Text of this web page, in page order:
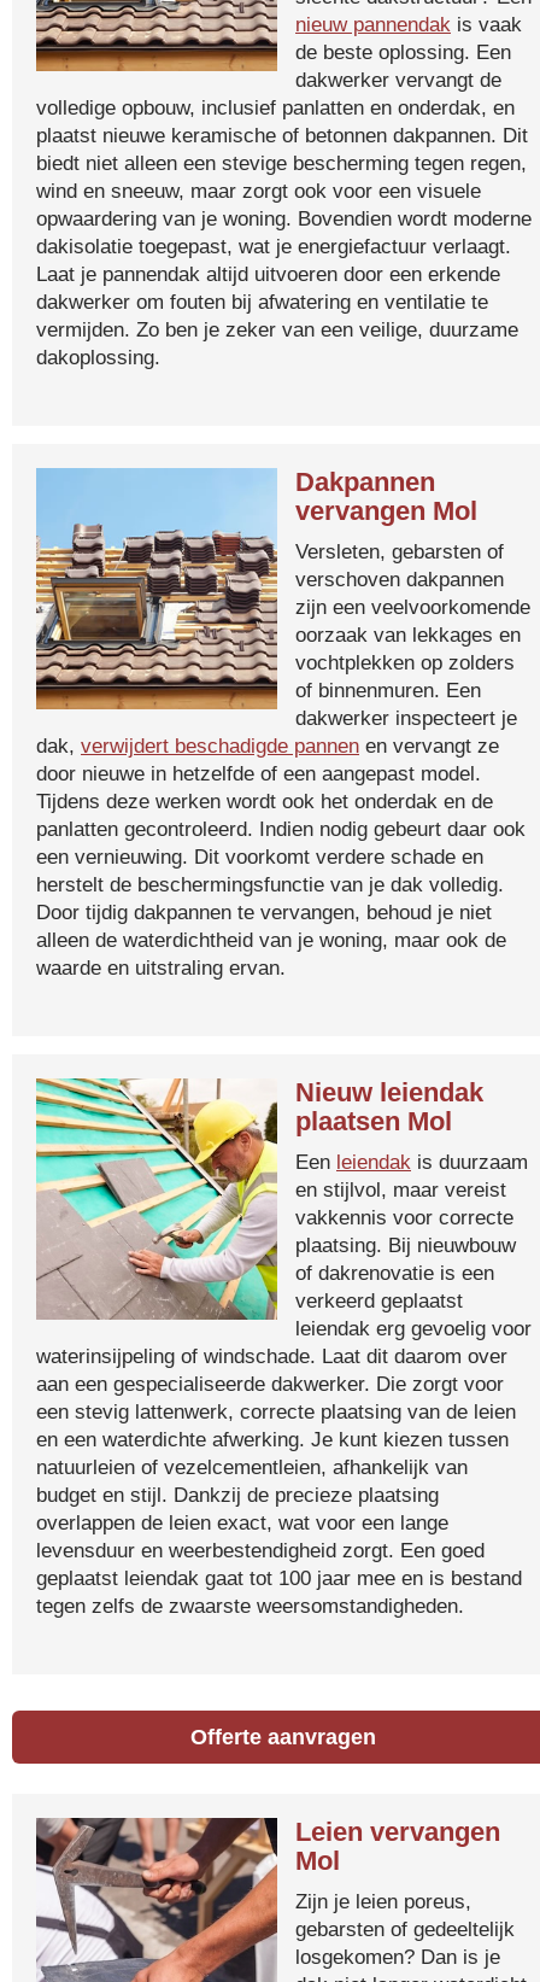
nieuw pannendak is vaak
de beste oplossing. Een
dakwerker vervangt de
volledige opbouw, inclusief panlatten en onderdak, en
plaatst nieuwe keramische of betonnen dakpannen. Dit
biedt niet alleen een stevige bescherming tegen regen,
wind en sneeuw, maar zorgt ook voor een visuele
opwaardering van je woning. Bovendien wordt moderne
dakisolatie toegepast, wat je energiefactuur verlaagt.
Laat je pannendak altijd uitvoeren door een erkende
dakwerker om fouten bij afwatering en ventilatie te
vermijden. Zo ben je zeker van een veilige, duurzame
dakoplossing.
Dakpannen
vervangen Mol
Versleten, gebarsten of
verschoven dakpannen
zijn een veelvoorkomende
oorzaak van lekkages en
vochtplekken op zolders
of binnenmuren. Een
dakwerker inspecteert je
dak, verwijdert beschadigde pannen en vervangt ze
door nieuwe in hetzelfde of een aangepast model.
Tijdens deze werken wordt ook het onderdak en de
panlatten gecontroleerd. Indien nodig gebeurt daar ook
een vernieuwing. Dit voorkomt verdere schade en
herstelt de beschermingsfunctie van je dak volledig.
Door tijdig dakpannen te vervangen, behoud je niet
alleen de waterdichtheid van je woning, maar ook de
waarde en uitstraling ervan.
Nieuw leiendak
plaatsen Mol
Een leiendak is duurzaam
en stijlvol, maar vereist
vakkennis voor correcte
plaatsing. Bij nieuwbouw
of dakrenovatie is een
verkeerd geplaatst
leiendak erg gevoelig voor
waterinsijpeling of windschade. Laat dit daarom over
aan een gespecialiseerde dakwerker. Die zorgt voor
een stevig lattenwerk, correcte plaatsing van de leien
en een waterdichte afwerking. Je kunt kiezen tussen
natuurleien of vezelcementleien, afhankelijk van
budget en stijl. Dankzij de precieze plaatsing
overlappen de leien exact, wat voor een lange
levensduur en weerbestendigheid zorgt. Een goed
geplaatst leiendak gaat tot 100 jaar mee en is bestand
tegen zelfs de zwaarste weersomstandigheden.
Offerte aanvragen
Leien vervangen
Mol
Zijn je leien poreus,
gebarsten of gedeeltelijk
losgekomen? Dan is je